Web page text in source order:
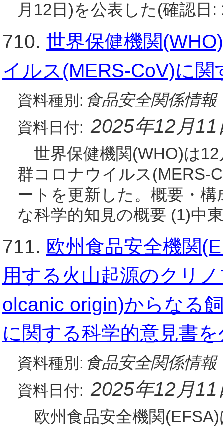
月12日)を公表した(確認日:
710. 世界保健機関
イルス(MERS-CoV)に
資料種別: 食品安全関係情報
資料日付: 2025年12月11
世界保健機関(WHO)は12
群コロナウイルス(MERS-
ートを更新した。概要・
な科学的知見の概要 (1)中
711. 欧州食品安全機関
用する火山起源のクリ
olcanic origin)からなる
に関する科学的意見書を
資料種別: 食品安全関係情報
資料日付: 2025年12月11
欧州食品安全機関